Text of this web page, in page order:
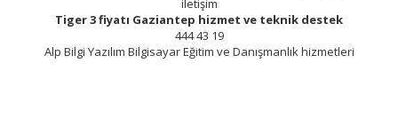
iletişim
Tiger 3 fiyatı Gaziantep hizmet ve teknik destek
444 43 19
Alp Bilgi Yazılım Bilgisayar Eğitim ve Danışmanlık hizmetleri